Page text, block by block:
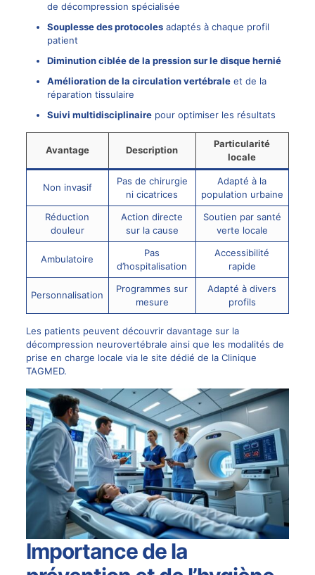
de décompression spécialisée
Souplesse des protocolesadaptés à chaque profil
patient
Diminution ciblée de la pression sur le disque hernié
Amélioration de la circulation vertébraleet de la
réparation tissulaire
Suivi multidisciplinairepour optimiser les résultats
Avantage Description
Particularité
locale
Non invasif
Pas de chirurgie
ni cicatrices
Adapté à la
population urbaine
Réduction
douleur
Action directe
sur la cause
Soutien par santé
verte locale
Ambulatoire
Pas
d’hospitalisation
Accessibilité
rapide
Personnalisation
Programmes sur
mesure
Adapté à divers
profils
Les patients peuvent découvrir davantage sur la
décompression neurovertébrale ainsi que les modalités de
prise en charge locale via le site dédié de la Clinique
TAGMED.
Importance de la